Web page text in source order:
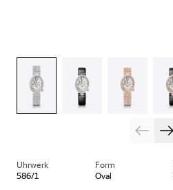
Uhrwerk
586/1
Form
Oval